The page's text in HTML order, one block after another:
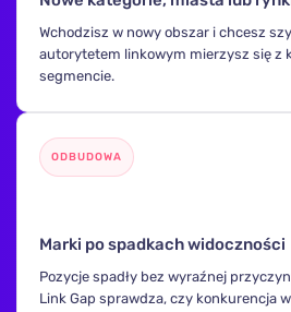
Wchodzisz w nowy obszar i chcesz
autorytetem linkowym mierzysz się z
segmencie.
ODBUDOWA
Marki po spadkach widoczności
Pozycje spadły bez wyraźnej
Link Gap sprawdza, czy konkurencja